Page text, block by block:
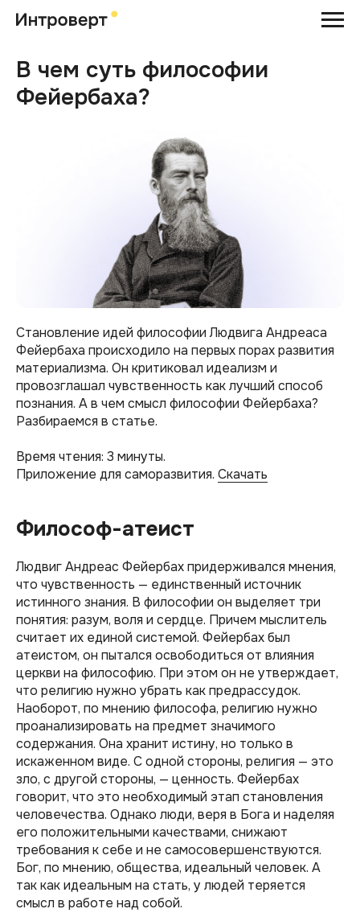
В чем суть философии
Фейербаха?
Становление идей философии Людвига Андреаса
Фейербаха происходило на первых порах развития
материализма. Он критиковал идеализм и
провозглашал чувственность как лучший способ
познания. А в чем смысл философии Фейербаха?
Разбираемся в статье.
Время чтения: 3 минуты.
Приложение для саморазвития. Скачать
Философ-атеист
Людвиг Андреас Фейербах придерживался мнения,
что чувственность — единственный источник
истинного знания. В философии он выделяет три
понятия: разум, воля и сердце. Причем мыслитель
считает их единой системой. Фейербах был
атеистом, он пытался освободиться от влияния
церкви на философию. При этом он не утверждает,
что религию нужно убрать как предрассудок.
Наоборот, по мнению философа, религию нужно
проанализировать на предмет значимого
содержания. Она хранит истину, но только в
искаженном виде. С одной стороны, религия — это
зло, с другой стороны, — ценность. Фейербах
говорит, что это необходимый этап становления
человечества. Однако люди, веря в Бога и наделяя
его положительными качествами, снижают
требования к себе и не самосовершенствуются.
Бог, по мнению, общества, идеальный человек. А
так как идеальным на стать, у людей теряется
смысл в работе над собой.